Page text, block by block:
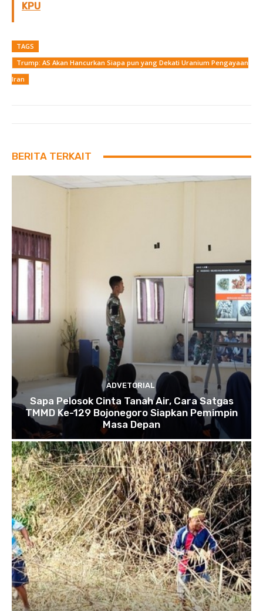
KPU
TAGS
Trump: AS Akan Hancurkan Siapa pun yang Dekati Uranium Pengayaan
Iran
BERITA TERKAIT
ADVETORIAL
Sapa Pelosok Cinta Tanah Air, Cara Satgas
TMMD Ke-129 Bojonegoro Siapkan Pemimpin
Masa Depan